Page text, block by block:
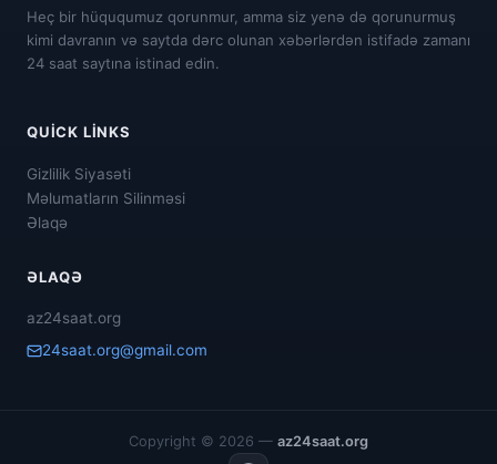
Heç bir hüququmuz qorunmur, amma siz yenə də qorunurmuş
kimi davranın və saytda dərc olunan xəbərlərdən istifadə zamanı
24 saat saytına istinad edin.
QUICK LINKS
Gizlilik Siyasəti
Məlumatların Silinməsi
Əlaqə
ƏLAQƏ
az24saat.org
24saat.org@gmail.com
Copyright © 2026 — az24saat.org